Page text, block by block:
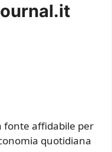
fonte affidabile per
quotidiana